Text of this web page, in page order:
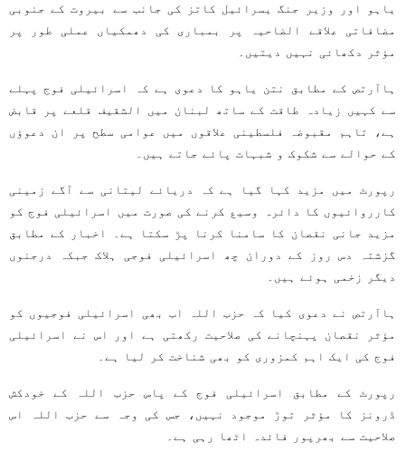
یاہو اور وزیر جنگ یسرائیل کاتز کی جانب سے بیروت کے جنوبی
مضافاتی علاقے الضاحیہ پر بمباری کی دھمکیاں عملی طور پر
مؤثر دکھائی نہیں دیتیں۔
ہاآرتص کے مطابق نتن یاہو کا دعوی ہے کہ اسرائیلی فوج پہلے
سے کہیں زیادہ طاقت کے ساتھ لبنان میں الشقیف قلعے پر قابض
ہے، تاہم مقبوضہ فلسطینی علاقوں میں عوامی سطح پر ان دعوؤں
کے حوالے سے شکوک و شبہات پائے جاتے ہیں۔
رپورٹ میں مزید کہا گیا ہے کہ دریائے لیتانی سے آگے زمینی
کارروائیوں کا دائرہ وسیع کرنے کی صورت میں اسرائیلی فوج کو
مزید جانی نقصان کا سامنا کرنا پڑ سکتا ہے۔ اخبار کے مطابق
گزشتہ دس روز کے دوران چھ اسرائیلی فوجی ہلاک جبکہ درجنوں
دیگر زخمی ہوئے ہیں۔
ہاآرتص نے دعوی کیا کہ حزب اللہ اب بھی اسرائیلی فوجیوں کو
مؤثر نقصان پہنچانے کی صلاحیت رکھتی ہے اور اس نے اسرائیلی
فوج کی ایک اہم کمزوری کو بھی شناخت کر لیا ہے۔
رپورٹ کے مطابق اسرائیلی فوج کے پاس حزب اللہ کے خودکش
ڈرونز کا مؤثر توڑ موجود نہیں، جس کی وجہ سے حزب اللہ اس
صلاحیت سے بھرپور فائدہ اٹھا رہی ہے۔